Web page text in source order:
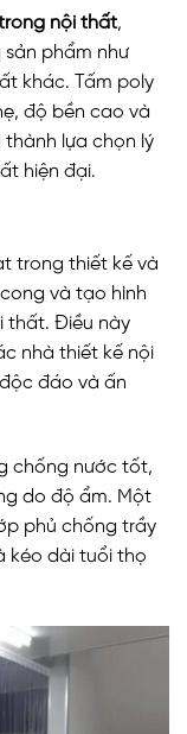
nội thất,
phẩm như
khác. Tấm poly
độ bền cao và
lựa chọn lý
hiện đại.
trong thiết kế và
và tạo hình
thất. Điều này
nhà thiết kế nội
đáo và ấn
chống nước tốt,
do độ ẩm. Một
phủ chống trầy
kéo dài tuổi thọ